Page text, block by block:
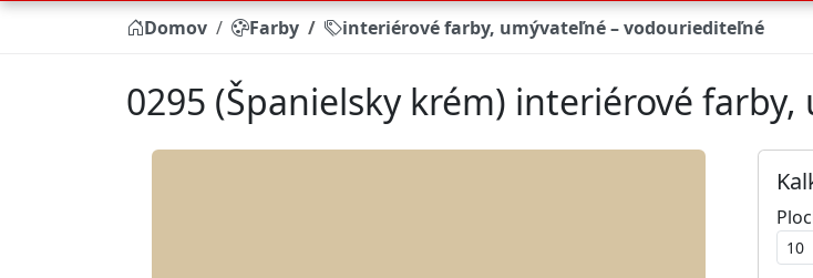
Domov Farby interiérové farby, umývateľné – vodouriediteľné
0295 (Španielsky krém) interiérové